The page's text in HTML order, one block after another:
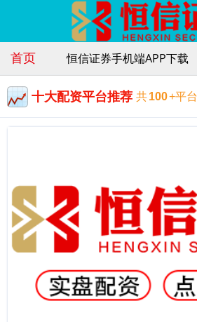
首页 恒信证券手机端APP下载
十大配资平台推荐 共100+平台